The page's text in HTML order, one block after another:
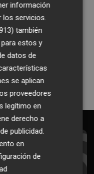
de
correo
en tu email
información
los servicios.
también
estos y
datos de
se aplican
proveedores
legítimo en
derecho a
publicidad.
en
de